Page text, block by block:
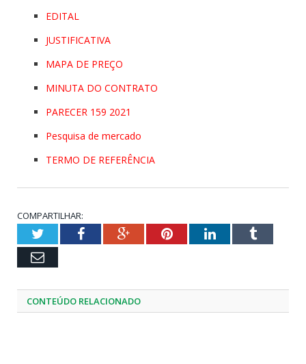
EDITAL
JUSTIFICATIVA
MAPA DE PREÇO
MINUTA DO CONTRATO
PARECER 159 2021
Pesquisa de mercado
TERMO DE REFERÊNCIA
COMPARTILHAR:
TwitterFacebookGoogle+PinterestLinkedInTumblr
Email
CONTEÚDO RELACIONADO